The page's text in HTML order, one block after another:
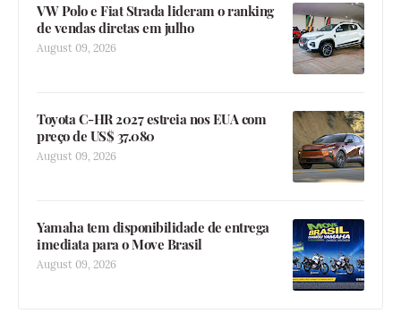
VW Polo e Fiat Strada lideram o ranking
de vendas diretas em julho
August 09, 2026
Toyota C-HR 2027 estreia nos EUA com
preço de US$ 37.080
August 09, 2026
Yamaha tem disponibilidade de entrega
imediata para o Move Brasil
August 09, 2026